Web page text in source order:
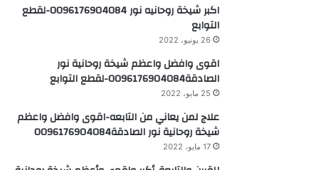
اكبر شيخة روحانيه نور 0096176904084-لقطع
التوابع
26 يونيو، 2022
اقوى وافضل واعظم شيخة روحانية نور
الصادقة0096176904084-لقطع التوابع
25 مايو، 2022
علاج لمن يعاني من التابعه-اقوى وافضل واعظم
شيخة روحانية نور الصادقة0096176904084
17 مايو، 2022